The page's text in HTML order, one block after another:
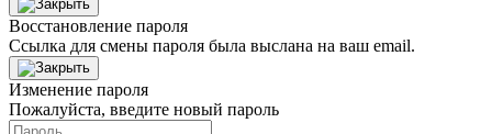
Восстановление пароля
Ссылка для смены пароля была выслана на ваш email.
Изменение пароля
Пожалуйста, введите новый пароль